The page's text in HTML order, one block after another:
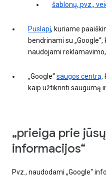
šablonų, pvz.,
Puslapį, kuriame
bendrinami su
naudojami
„Google“saugos centrą,
kaip užtikrinti saugumą
„prieiga prie
informacijos“
Pvz., naudodami „Google“